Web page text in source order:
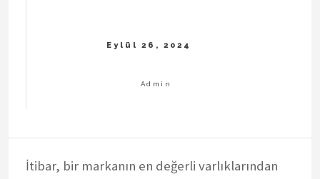
İtibar, bir markanın en değerli varlıklarından